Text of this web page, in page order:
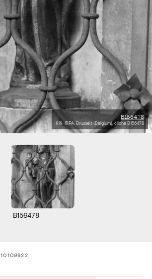
B156478
KIK-IRPA, Brussels (Belgium), cliché B156478
B156478
10109922